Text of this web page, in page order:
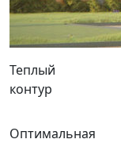
Теплый
контур
Оптимальная